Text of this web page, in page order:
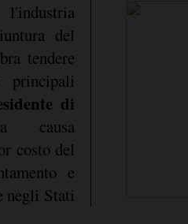
del
tendere
principali
di
costo del
e
negli Stati